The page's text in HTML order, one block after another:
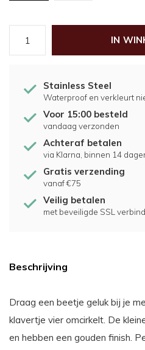
IN
Stainless Steel
Waterproof en verkleurt
Voor 15:00 besteld
vandaag verzonden
Achteraf betalen
via Klarna, binnen 14
Gratis verzending
vanaf €75
Veilig betalen
met beveiligde SSL
Beschrijving
Draag een beetje geluk bij je
klavertje vier omcirkelt. De
en hebben een gouden finish.